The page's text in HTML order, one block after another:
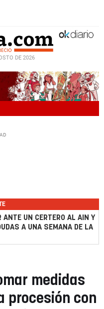
DE 2026
UN CERTERO AL AIN Y
A UNA SEMANA DE LA
medidas
procesión con